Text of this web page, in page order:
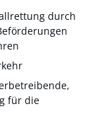
durch
für die